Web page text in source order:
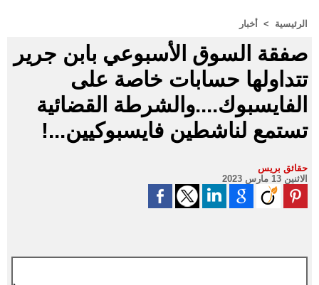
الرئيسية > أخبار
صفقة السوق الأسبوعي بابن جرير
تتداولها حسابات خاصة على
الفايسبوك....والشرطة القضائية
تستمع لناشطين فايسبوكيين...!
حقائق بريس
الاثنين 13 مارس 2023